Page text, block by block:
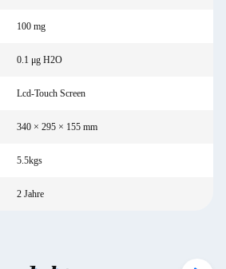
100 mg
0.1 μg H2O
Lcd-Touch Screen
340 × 295 × 155 mm
5.5kgs
2 Jahre